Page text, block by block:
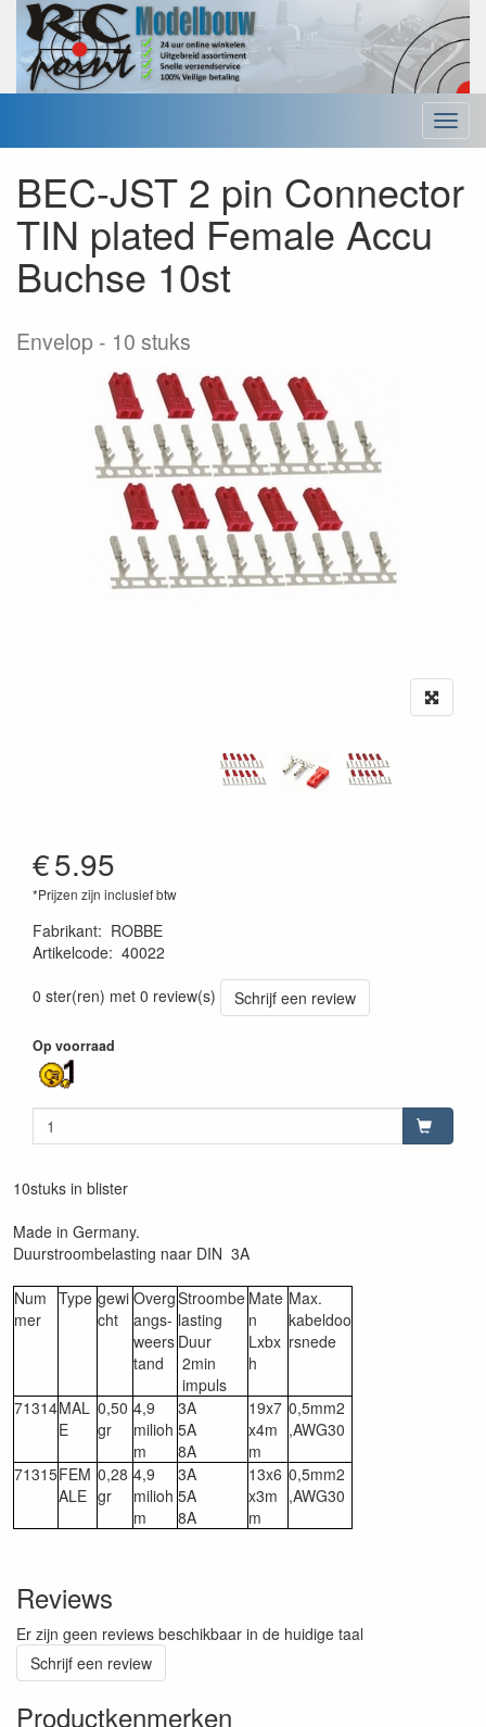
Menu
BEC-JST 2 pin Connector
TIN plated Female Accu
Buchse 10st
Envelop 10 stuks
€5.95
*Prijzen zijn inclusief btw
Fabrikant: ROBBE
Artikelcode: 40022
0 ster(ren) met 0 review(s)
Schrijf een review
Op voorraad
10stuks in blister
Made in Germany.
Duurstroombelasting naar DIN 3A
Num
mer
Type gewi
cht
Overg
angs-
weers
tand
Stroombe
lasting
Duur
2min
impuls
Mate
n
Lxbx
h
Max.
kabeldoo
rsnede
71314MAL
E
0,50
gr
4,9
milioh
m
3A
5A
8A
19x7
x4m
m
0,5mm2
,AWG30
71315FEM
ALE
0,28
gr
4,9
milioh
m
3A
5A
8A
13x6
x3m
m
0,5mm2
,AWG30
Reviews
Er zijn geen reviews beschikbaar in de huidige taal
Schrijf een review
Productkenmerken